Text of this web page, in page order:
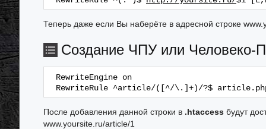
Теперь даже если Вы наберёте в адресной строке
Создание ЧПУ или Человеко-
RewriteEngine on
RewriteRule ^article/([^/\.]+)/?$
После добавления данной строки в .htaccess будут
www.yoursite.ru/article/1